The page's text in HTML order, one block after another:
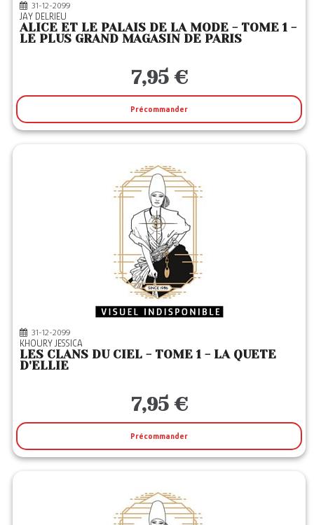
31-12-2099
JAY DELRIEU
ALICE ET LE PALAIS DE LA MODE - TOME 1 -
LE PLUS GRAND MAGASIN DE PARIS
7,95 €
Précommander
31-12-2099
KHOURY JESSICA
LES CLANS DU CIEL - TOME 1 - LA QUETE
D'ELLIE
7,95 €
Précommander